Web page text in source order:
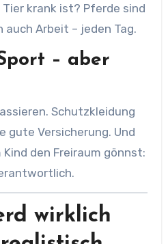
Tier krank ist? Pferde sind
auch Arbeit – jeden Tag.
– aber
Schutzkleidung
gute Versicherung. Und
den Freiraum gönnst:
wirklich